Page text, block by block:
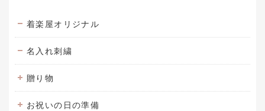
着楽屋オリジナル
名入れ刺繍
贈り物
お祝いの日の準備